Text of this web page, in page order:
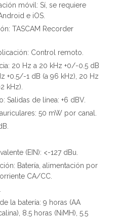
móvil: Sí, se requiere
e iOS.
TASCAM Recorder
Control remoto.
20 Hz a 20 kHz +0/-0.5 dB
+0.5/-1 dB (a 96 kHz), 20 Hz
kHz).
Salidas de línea: +6 dBV.
50 mW por canal.
(EIN): <-127 dBu.
Batería, alimentación por
CA/CC.
la batería: 9 horas (AA
8.5 horas (NiMH), 5.5